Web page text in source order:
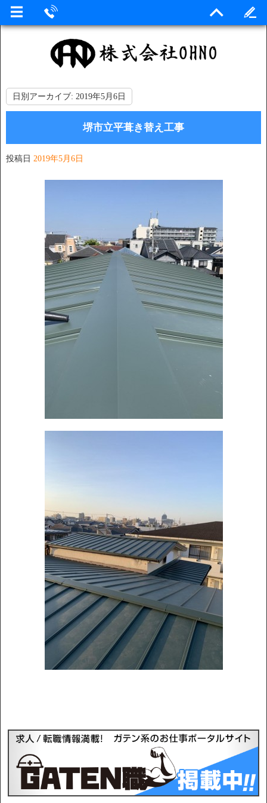
日別アーカイブ: 2019年5月6日
堺市立平葺き替え工事
投稿日 2019年5月6日